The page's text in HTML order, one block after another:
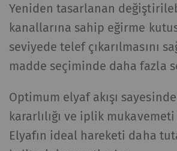
Yeniden tasarlanan
kanallarına sahip eğirme
seviyede telef çıkarılmasını
madde seçiminde daha fazla
Optimum elyaf akışı
kararlılığı ve iplik
Elyafın ideal hareketi daha